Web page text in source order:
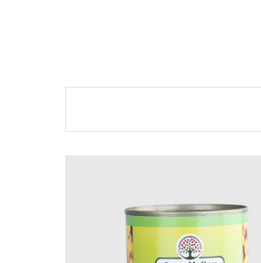
70 EGP.
59 EGP.